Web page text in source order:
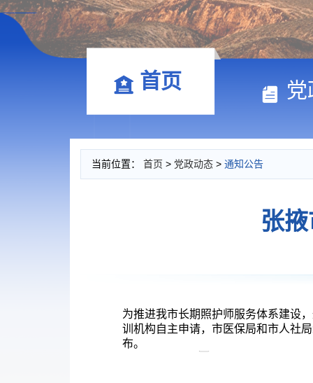
首页 党
当前位置： 首页 > 党政动态 > 通知公告
张
为推进我市长期照护师服务体系建设
训机构自主申请，市医保局和市人社
布。